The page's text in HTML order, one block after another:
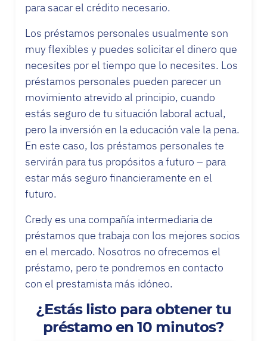
para sacar el crédito necesario.
Los préstamos personales usualmente son
muy flexibles y puedes solicitar el dinero que
necesites por el tiempo que lo necesites. Los
préstamos personales pueden parecer un
movimiento atrevido al principio, cuando
estás seguro de tu situación laboral actual,
pero la inversión en la educación vale la pena.
En este caso, los préstamos personales te
servirán para tus propósitos a futuro – para
estar más seguro financieramente en el
futuro.
Credy es una compañía intermediaria de
préstamos que trabaja con los mejores socios
en el mercado. Nosotros no ofrecemos el
préstamo, pero te pondremos en contacto
con el prestamista más idóneo.
¿Estás listo para obtener tu
préstamo en 10 minutos?